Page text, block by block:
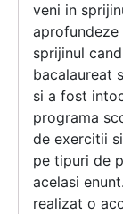
veni in
aprofundeze
sprijinul
bacalaureat
si a fost
programa
de exercitii
pe tipuri de
acelasi
realizat o